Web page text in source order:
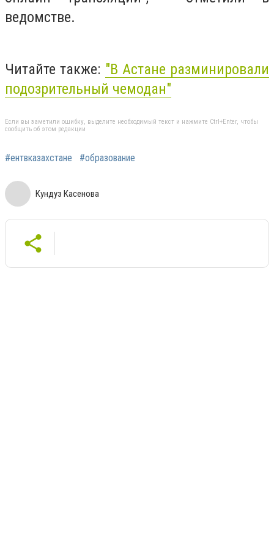
ведомстве.
Читайте также: "В Астане разминировали
подозрительный чемодан"
Если вы заметили ошибку, выделите необходимый текст и нажмите Ctrl+Enter, чтобы
сообщить об этом редакции
#ентвказахстане #образование
Кундуз Касенова